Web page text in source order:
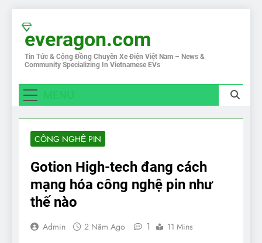
content
everagon.com
Tin Tức & Cộng Đồng Chuyên Xe Điện Việt Nam – News &
Community Specializing In Vietnamese EVs
CÔNG NGHỆ PIN
Gotion High-tech đang cách
mạng hóa công nghệ pin như
thế nào
Admin 2 Năm Ago 1 11 Mins